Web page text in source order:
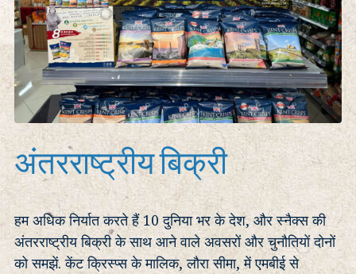
अंतरराष्ट्रीय बिक्री
हम अधिक निर्यात करते हैं 10 दुनिया भर के देश, और स्नैक्स की
अंतरराष्ट्रीय बिक्री के साथ आने वाले अवसरों और चुनौतियों दोनों
को समझें. केंट क्रिस्प्स के मालिक, लौरा सीमा, में एमबीई से